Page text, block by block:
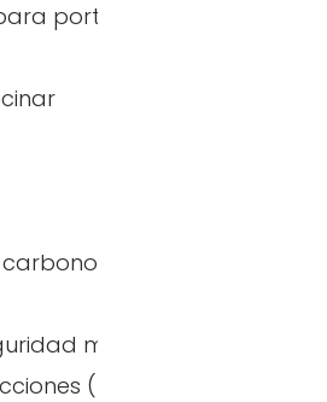
portátiles
mejoradas
(España)